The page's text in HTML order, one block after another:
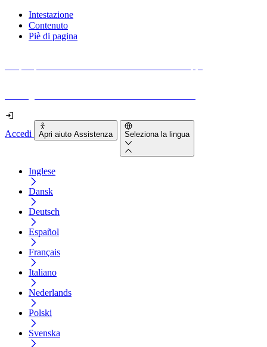
Intestazione
Contenuto
Piè di pagina
Accedi Apri aiuto Assistenza Seleziona la lingua
Inglese
Dansk
Deutsch
Español
Français
Italiano
Nederlands
Polski
Svenska